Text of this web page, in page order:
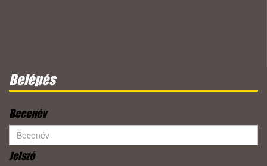
Belépés
Becenév
Jelszó